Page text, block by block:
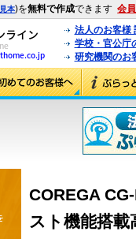
見本)を無料で作成できます 会
法人のお客様
学校・官公庁
研究機関のお
COREGA
スト機能搭載